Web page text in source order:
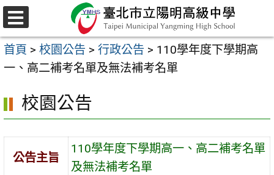
跳
至
主
要
容
區
選
單
首頁 > 校園公告 > 行政公告 > 110學年度下學期高
一、高二補考名單及無法補考名單
校園公告
公告主旨
110學年度下學期高一、高二補考名單
及無法補考名單